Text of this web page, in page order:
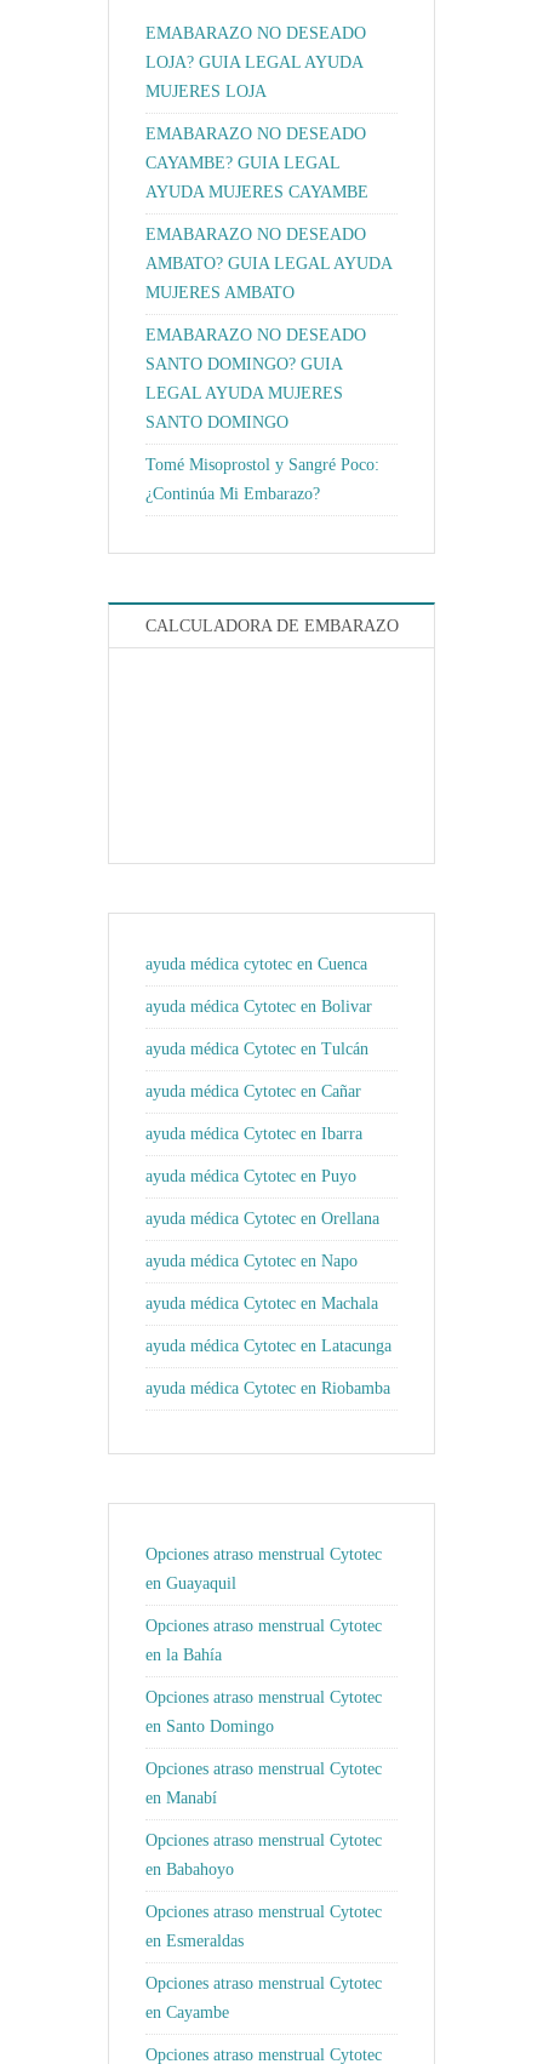
EMABARAZO NO DESEADO
LOJA? GUIA LEGAL AYUDA
MUJERES LOJA
EMABARAZO NO DESEADO
CAYAMBE? GUIA LEGAL
AYUDA MUJERES CAYAMBE
EMABARAZO NO DESEADO
AMBATO? GUIA LEGAL AYUDA
MUJERES AMBATO
EMABARAZO NO DESEADO
SANTO DOMINGO? GUIA
LEGAL AYUDA MUJERES
SANTO DOMINGO
Tomé Misoprostol y Sangré Poco:
¿Continúa Mi Embarazo?
CALCULADORA DE EMBARAZO
ayuda médica cytotec en Cuenca
ayuda médica Cytotec en Bolivar
ayuda médica Cytotec en Tulcán
ayuda médica Cytotec en Cañar
ayuda médica Cytotec en Ibarra
ayuda médica Cytotec en Puyo
ayuda médica Cytotec en Orellana
ayuda médica Cytotec en Napo
ayuda médica Cytotec en Machala
ayuda médica Cytotec en Latacunga
ayuda médica Cytotec en Riobamba
Opciones atraso menstrual Cytotec
en Guayaquil
Opciones atraso menstrual Cytotec
en la Bahía
Opciones atraso menstrual Cytotec
en Santo Domingo
Opciones atraso menstrual Cytotec
en Manabí
Opciones atraso menstrual Cytotec
en Babahoyo
Opciones atraso menstrual Cytotec
en Esmeraldas
Opciones atraso menstrual Cytotec
en Cayambe
Opciones atraso menstrual Cytotec